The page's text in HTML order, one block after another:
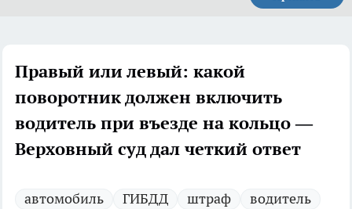
Правый или левый: какой
поворотник должен включить
водитель при въезде на кольцо —
Верховный суд дал четкий ответ
автомобиль ГИБДД штраф водитель